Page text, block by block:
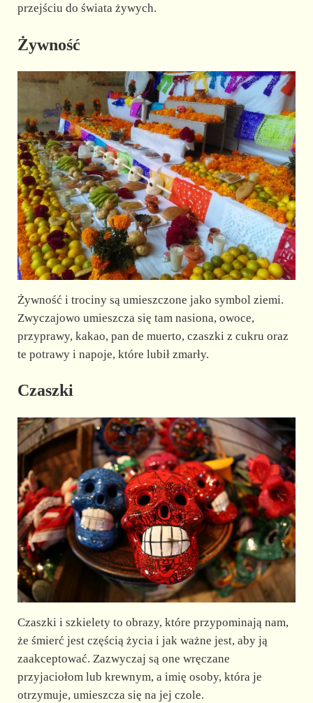
przejściu do świata żywych.
Żywność
Żywność i trociny są umieszczone jako symbol ziemi.
Zwyczajowo umieszcza się tam nasiona, owoce,
przyprawy, kakao, pan de muerto, czaszki z cukru oraz
te potrawy i napoje, które lubił zmarły.
Czaszki
Czaszki i szkielety to obrazy, które przypominają nam,
że śmierć jest częścią życia i jak ważne jest, aby ją
zaakceptować. Zazwyczaj są one wręczane
przyjaciołom lub krewnym, a imię osoby, która je
otrzymuje, umieszcza się na jej czole.